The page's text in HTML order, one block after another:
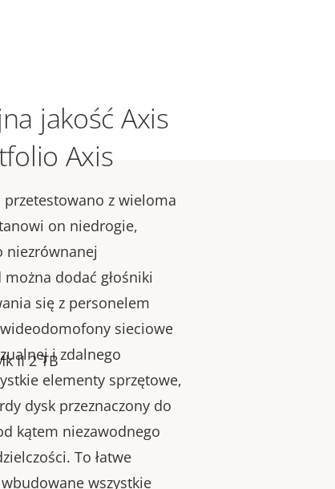
jakość Axis
Axis
przetestowano z wieloma
on niedrogie,
niezrównanej
dodać głośniki
się z personelem
sieciowe
i zdalnego
elementy sprzętowe,
dysk przeznaczony do
kątem niezawodnego
To łatwe
wszystkie
II 2 TB